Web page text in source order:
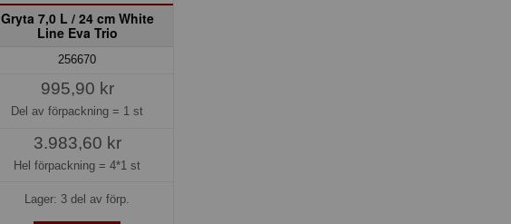
Gryta 7,0 L / 24 cm White
Line Eva Trio
256670
995,90 kr
Del av förpackning = 1 st
3.983,60 kr
Hel förpackning =4*1 st
Lager: 3 del av förp.